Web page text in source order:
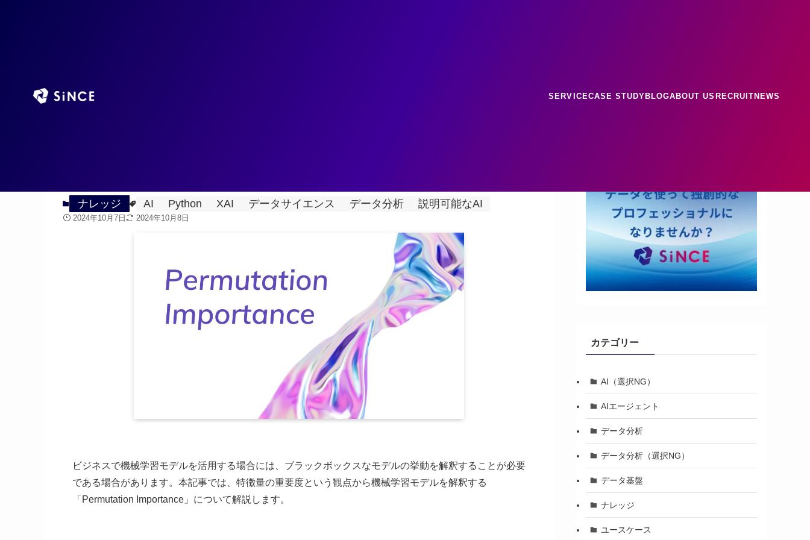
SERVICECASE STUDYBLOGABOUT US RECRUITNEWS
ナレッジ AI Python XAI データサイエンス データ分析 説明可能なAI
2024年10月7日 2024年10月8日
ビジネスで機械学習モデルを活用する場合には、ブラックボックスなモデルの挙動を解釈することが必要
である場合があります。本記事では、特徴量の重要度という観点から機械学習モデルを解釈する
「Permutation Importance」について解説します。
カテゴリー
AI（選択NG）
AIエージェント
データ分析
データ分析（選択NG）
データ基盤
ナレッジ
ユースケース